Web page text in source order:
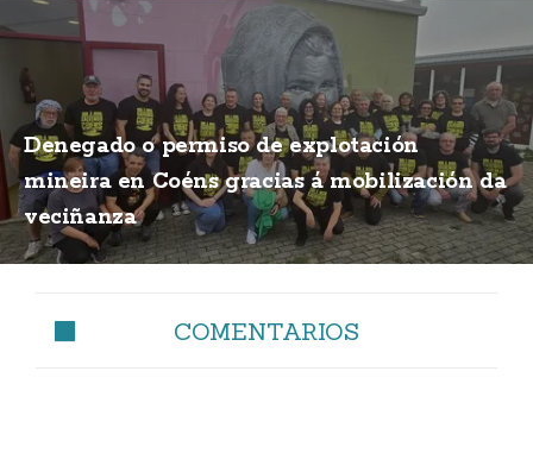
Denegado o permiso de explotación
mineira en Coéns gracias á mobilización da
veciñanza
COMENTARIOS